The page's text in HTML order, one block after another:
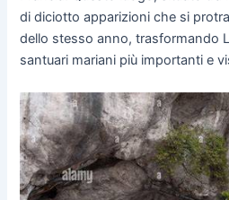
di diciotto apparizioni che si
dello stesso anno, trasformando
santuari mariani più importanti e